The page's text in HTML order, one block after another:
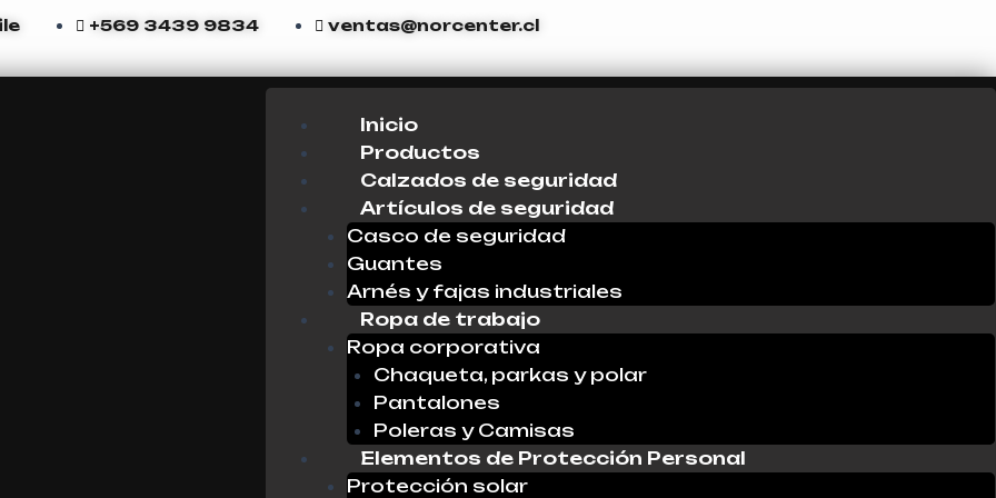
+569 3439 9834 ventas@norcenter.cl
Inicio
Productos
Calzados de seguridad
Artículos de seguridad
Casco de seguridad
Guantes
Arnés y fajas industriales
Ropa de trabajo
Ropa corporativa
Chaqueta, parkas y polar
Pantalones
Poleras y Camisas
Elementos de Protección Personal
Protección solar